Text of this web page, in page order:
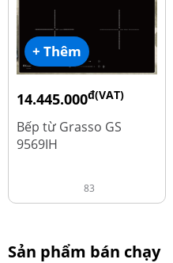
+ Thêm
14.445.000đ(VAT)
19.260.000
Bếp từ Grasso GS
9569IH
83
Sản phẩm bán chạy